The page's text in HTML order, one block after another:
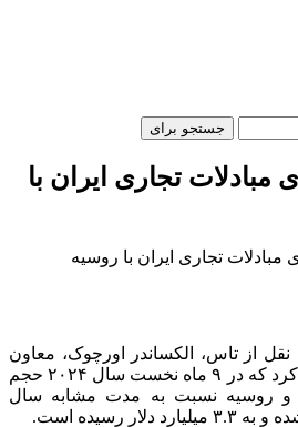
جستجو برای
درصدی مبادلات تجاری ایران با
از تاس، الکساندر اورچوک، معاون
نخست وزیر روسیه، اعلام کرد که در ۹ ماه نخست سال ۲۰۲۴ حجم
و روسیه نسبت به مدت مشابه سال